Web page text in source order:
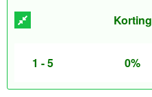
Korting
1 - 5 0%